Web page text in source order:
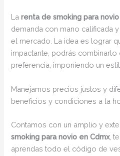
Larenta de smoking para
demanda con mano calificada
el mercado. La idea es lograr
impactante, podrás
preferencia, imponiendo un
Manejamos precios justos y
beneficios y condiciones a la
Contamos con un amplio y
smoking para novio en Cdmx,
aprendas todo el código de